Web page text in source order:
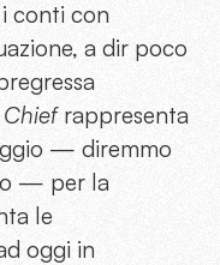
conti con
a dir poco
rappresenta
— diremmo
— per la
le
oggi in